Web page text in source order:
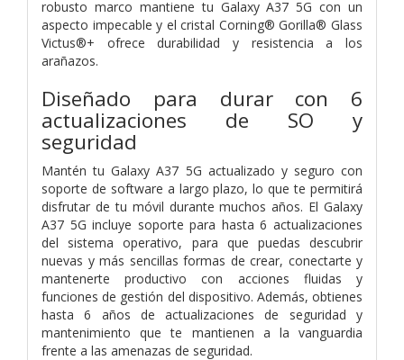
robusto marco mantiene tu Galaxy A37 5G con un
aspecto impecable y el cristal Corning® Gorilla® Glass
Victus®+ ofrece durabilidad y resistencia a los
arañazos.
Diseñado para durar con 6
actualizaciones de SO y
seguridad
Mantén tu Galaxy A37 5G actualizado y seguro con
soporte de software a largo plazo, lo que te permitirá
disfrutar de tu móvil durante muchos años. El Galaxy
A37 5G incluye soporte para hasta 6 actualizaciones
del sistema operativo, para que puedas descubrir
nuevas y más sencillas formas de crear, conectarte y
mantenerte productivo con acciones fluidas y
funciones de gestión del dispositivo. Además, obtienes
hasta 6 años de actualizaciones de seguridad y
mantenimiento que te mantienen a la vanguardia
frente a las amenazas de seguridad.